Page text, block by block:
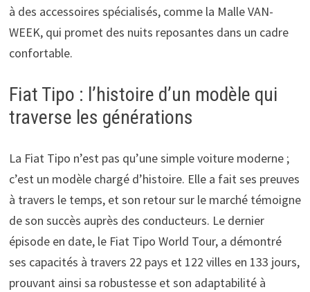
à des accessoires spécialisés, comme la Malle VAN-
WEEK, qui promet des nuits reposantes dans un cadre
confortable.
Fiat Tipo : l’histoire d’un modèle qui
traverse les générations
La Fiat Tipo n’est pas qu’une simple voiture moderne ;
c’est un modèle chargé d’histoire. Elle a fait ses preuves
à travers le temps, et son retour sur le marché témoigne
de son succès auprès des conducteurs. Le dernier
épisode en date, le Fiat Tipo World Tour, a démontré
ses capacités à travers 22 pays et 122 villes en 133 jours,
prouvant ainsi sa robustesse et son adaptabilité à